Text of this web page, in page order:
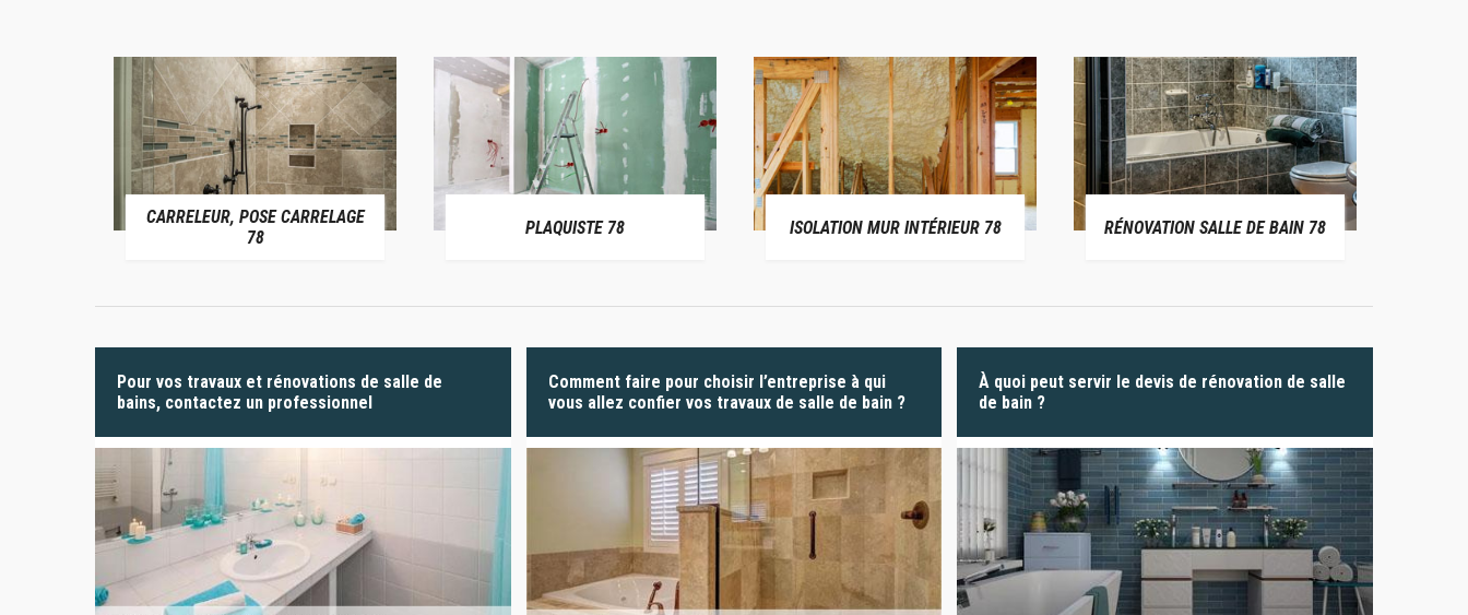
CARRELEUR, POSE CARRELAGE
78
PLAQUISTE 78 ISOLATION MUR INTÉRIEUR 78 RÉNOVATION SALLE DE BAIN 78
Pour vos travaux et rénovations de salle de
bains, contactez un professionnel
Comment faire pour choisir l’entreprise à qui
vous allez confier vos travaux de salle de bain ?
À quoi peut servir le devis de rénovation de salle
de bain ?